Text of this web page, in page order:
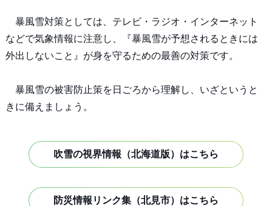
暴風雪対策としては、テレビ・ラジオ・インターネット
などで気象情報に注意し、『暴風雪が予想されるときには
外出しないこと』が身を守るための最善の対策です。
暴風雪の被害防止策を日ごろから理解し、いざというと
きに備えましょう。
吹雪の視界情報（北海道版）はこちら
防災情報リンク集（北見市）はこちら